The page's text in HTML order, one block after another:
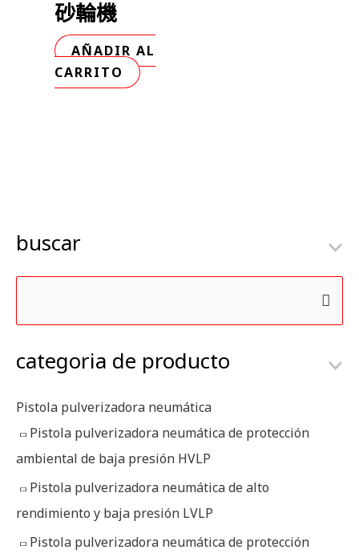
buscar
u
s
a
r
p
o
r
categoria de producto
Pistola pulverizadora neumática
Pistola pulverizadora neumática de protección
ambiental de baja presión HVLP
Pistola pulverizadora neumática de alto
rendimiento y baja presión LVLP
Pistola pulverizadora neumática de protección
砂輪機
AÑADIR AL
CARRITO